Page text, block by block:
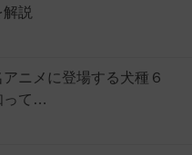
説
アニメに登場する犬種６
って…